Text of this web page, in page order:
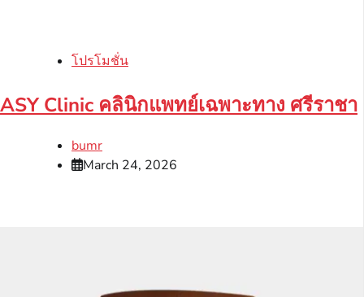
โปรโมชั่น
ASY Clinic คลินิกแพทย์เฉพาะทาง ศรีราชา
bumr
March 24, 2026